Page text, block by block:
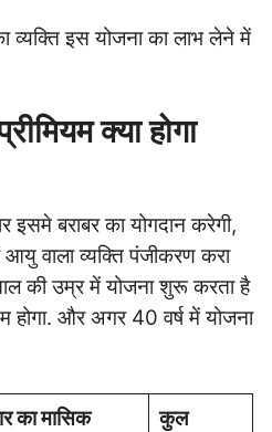
व्यक्ति इस योजना का लाभ लेने में
क्या होगा
इसमे बराबर का योगदान करेगी,
आयु वाला व्यक्ति पंजीकरण करा
की उम्र में योजना शुरू करता है
होगा. और अगर 40 वर्ष में योजना
का मासिक
कुल